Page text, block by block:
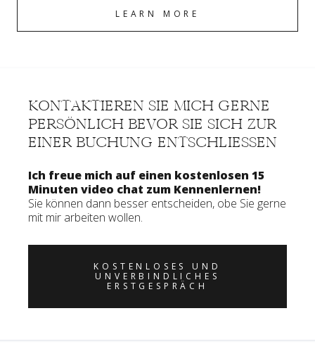
LEARN MORE
KONTAKTIEREN SIE MICH GERNE
PERSÖNLICH BEVOR SIE SICH ZUR
EINER BUCHUNG ENTSCHLIESSEN
Ich freue mich auf einen kostenlosen 15
Minuten video chat zum Kennenlernen!
Sie können dann besser entscheiden, obe Sie gerne
mit mir arbeiten wollen.
KOSTENLOSES UND
UNVERBINDLICHES
ERSTGESPRÄCH